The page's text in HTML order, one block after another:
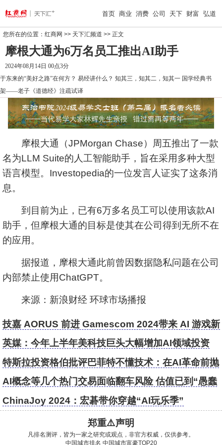
首页 商业 消费 公司 天下 财富 弘道
您所在的位置： 红商网 >> 天下汇频道 >> 正文
摩根大通为6万名员工推出AI助手
2024年08月14日 00点3分
于东来的“美好之路”在何方？ 易经讲什么？ 知其三，知其二，知其一 国学经典书
架——老子《道德经》注疏试译
摩根大通 （JPMorgan Chase）周五推出了一款
名为LLM Suite的人工智能助手，旨在采用多种大型
语言模型。Investopedia的一位发言人证实了这条消
息。
到目前为止，已有6万多名员工可以使用该款AI
助手，但摩根大通的目标是使其在公司得到无所不在
的应用。
据报道，摩根大通此前曾因数据隐私问题在公司
内部禁止使用ChatGPT。
来源：新浪财经 环球市场播报
技嘉 AORUS 前进 Gamescom 2024带来 AI 游戏新
体验
英媒：今年上半年美科技巨头大幅增加AI领域投资
特斯拉投资格伯批评巴菲特不懂技术：在AI革命前抛
售苹果是个错误
AI概念等几个热门交易面临翻车风险 估值已到“愚蠢
水平”
ChinaJoy 2024：宏碁带你穿越“AI玩乐季”
郑重⚠️声明
凡排名测评，皆为一家之研究或观点，非官方权威，仅供参考。
中国城市排名 中国城市富豪TOP20